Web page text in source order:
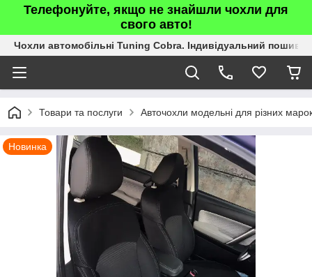
Телефонуйте, якщо не знайшли чохли для
свого авто!
Чохли автомобільні Tuning Cobra. Індивідуальний пошив.
Товари та послуги Авточохли модельні для різних
Новинка